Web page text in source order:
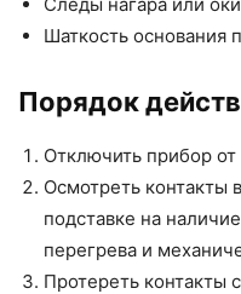
Шаткость основания
Порядок
Отключить прибор от
Осмотреть контакты
подставке на
перегрева и
Протереть контакты